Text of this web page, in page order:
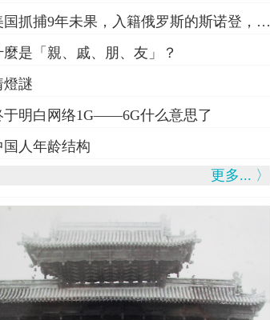
B569.美国抓捕9年未果，入籍俄罗斯的斯诺登，如今过得怎样？
麼是「親、戚、朋、友」？
燈謎
于明白网络1G——6G什么意思了
国人年龄结构
更多... 〉